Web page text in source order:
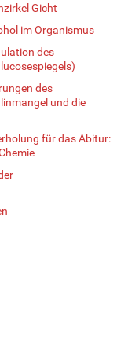
Gicht
im Organismus
des
des
und die
für das Abitur: